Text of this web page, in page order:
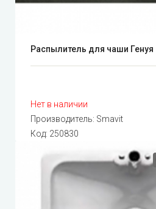
Распылитель для чаши Генуя
Нет в наличии
Производитель: Smavit
Код: 250830